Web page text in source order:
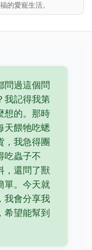
的愛寵生活。
問過這個問
我記得我第
想的。那時
天餵牠吃蟋
，我急得團
吃蟲子不
，還問了獸
單。今天就
我會分享我
希望能幫到